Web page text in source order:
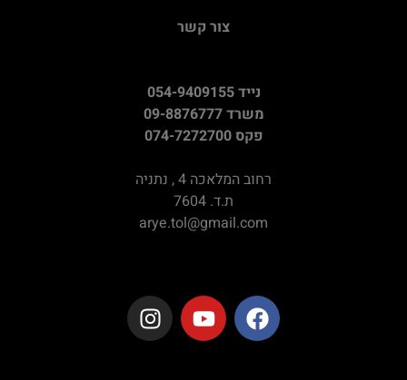
צור קשר
נייד 054-9409155
משרד 09-8876777
פקס 074-7272700
רחוב המלאכה 4 , נתניה
ת.ד. 7604
arye.tol@gmail.com